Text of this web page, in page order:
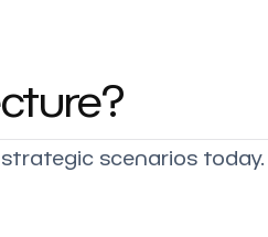
scenarios today.